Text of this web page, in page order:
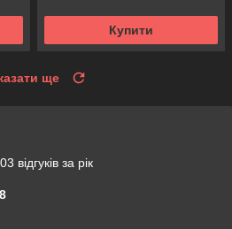
Купити
ще
відгуків за рік